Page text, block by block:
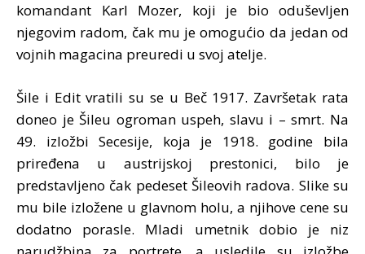
komandant Karl Mozer, koji je bio oduševljen
njegovim radom, čak mu je omogućio da jedan od
vojnih magacina preuredi u svoj atelje.
Šile i Edit vratili su se u Beč 1917. Završetak rata
doneo je Šileu ogroman uspeh, slavu i – smrt. Na
49. izložbi Secesije, koja je 1918. godine bila
priređena u austrijskoj prestonici, bilo je
predstavljeno čak pedeset Šileovih radova. Slike su
mu bile izložene u glavnom holu, a njihove cene su
dodatno porasle. Mladi umetnik dobio je niz